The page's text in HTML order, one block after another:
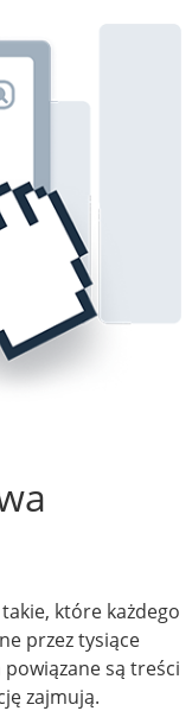
które każdego
przez tysiące
są treści
zajmują.